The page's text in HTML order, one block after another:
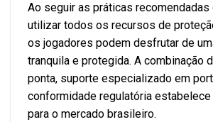
Ao seguir as práticas recomendadas
utilizar todos os recursos de
os jogadores podem desfrutar de
tranquila e protegida. A combinação
ponta, suporte especializado em
conformidade regulatória
para o mercado brasileiro.